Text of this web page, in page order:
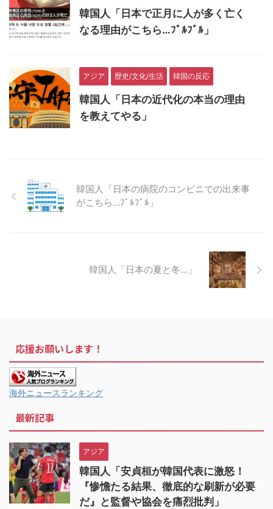
韓国人「日本で正月に人が多く亡く
なる理由がこちら…ﾌﾞﾙﾌﾞﾙ」
アジア 歴史/文化/生活 韓国の反応
韓国人「日本の近代化の本当の理由
を教えてやる」
韓国人「日本の病院のコンビニでの出来事
がこちら…ﾌﾞﾙﾌﾞﾙ」
韓国人「日本の夏と冬…」
応援お願いします！
海外ニュースランキング
最新記事
アジア
韓国人「安貞桓が韓国代表に激怒！
『惨憺たる結果、徹底的な刷新が必要
だ』と監督や協会を痛烈批判」